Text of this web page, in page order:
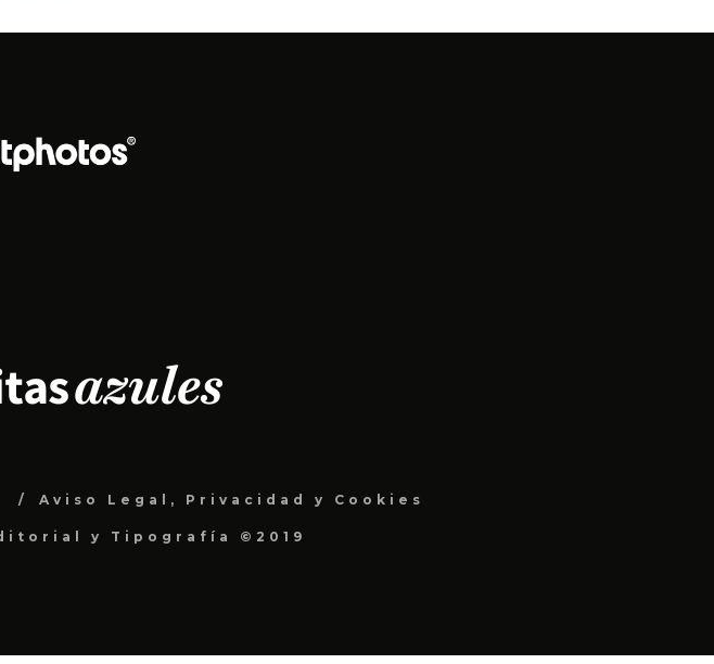
Aviso Legal, Privacidad y Cookies
y Tipografía ©2019